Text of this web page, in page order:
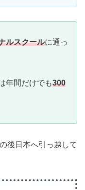
ルスクールに通っ
年間だけでも300
後日本へ引っ越して